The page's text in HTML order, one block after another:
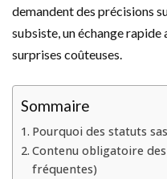
demandent des précisions
subsiste, un échange
surprises coûteuses.
Sommaire
Pourquoi des statuts
Contenu obligatoire
fréquentes)